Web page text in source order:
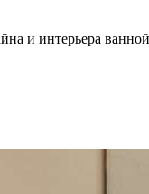
и интерьера